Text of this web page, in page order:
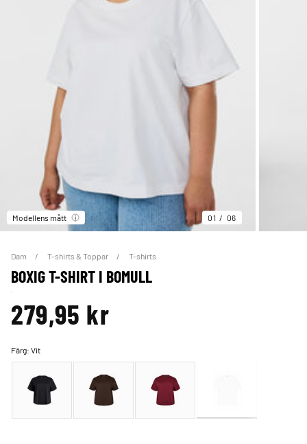
Modellens mått 01 06
Dam T-shirts & Toppar T-shirts
BOXIG T-SHIRT I BOMULL
279,95 kr
Färg:Vit